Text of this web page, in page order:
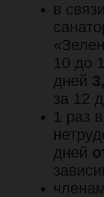
в
10 до
дней
за 12
1 раз
дней